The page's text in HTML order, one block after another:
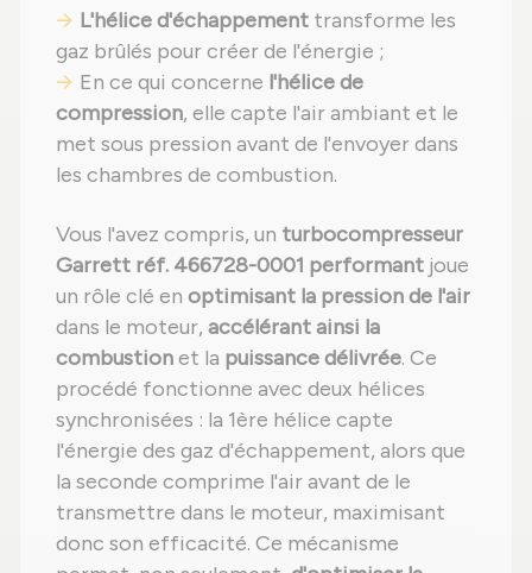
L'hélice d'échappement transforme les
gaz brûlés pour créer de l'énergie ;
En ce qui concerne l'hélice de
compression, elle capte l'air ambiant et le
met sous pression avant de l'envoyer dans
les chambres de combustion.
Vous l'avez compris, un turbocompresseur
Garrett réf. 466728-0001 performant joue
un rôle clé en optimisant la pression de l'air
dans le moteur, accélérant ainsi la
combustionet la puissance délivrée. Ce
procédé fonctionne avec deux hélices
synchronisées : la 1ère hélice capte
l'énergie des gaz d'échappement, alors que
la seconde comprime l'air avant de le
transmettre dans le moteur, maximisant
donc son efficacité. Ce mécanisme